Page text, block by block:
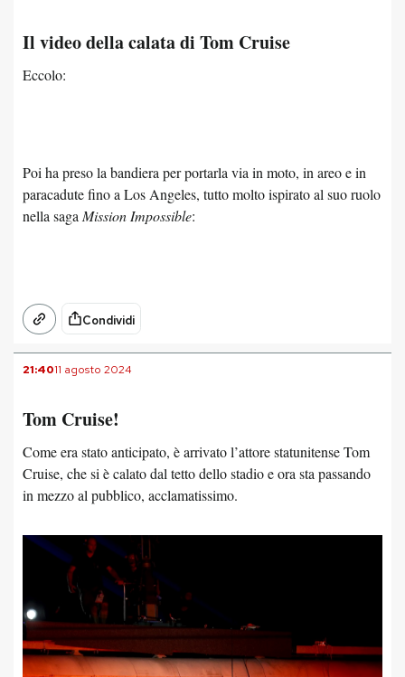
Il video della calata di Tom Cruise
Eccolo:
Poi ha preso la bandiera per portarla via in moto, in areo e in
paracadute fino a Los Angeles, tutto molto ispirato al suo ruolo
nella sagaMission Impossible:
Condividi
21:4011 agosto 2024
Tom Cruise!
Come era stato anticipato, è arrivato l’attore statunitense Tom
Cruise, che si è calato dal tetto dello stadio e ora sta passando
in mezzo al pubblico, acclamatissimo.